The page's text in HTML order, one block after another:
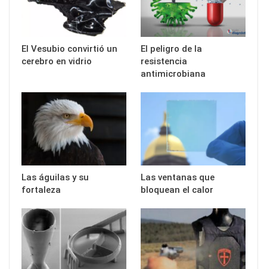
El Vesubio convirtió un
cerebro en vidrio
El peligro de la
resistencia
antimicrobiana
Las águilas y su
fortaleza
Las ventanas que
bloquean el calor